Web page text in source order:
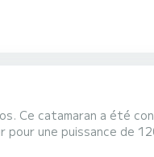
Ce catamaran a été